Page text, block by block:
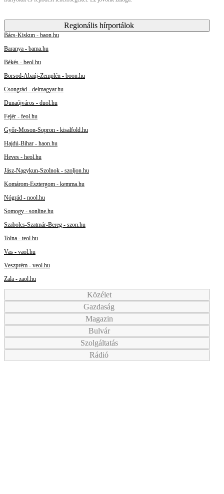
Regionális hírportálok
Bács-Kiskun - baon.hu
Baranya - bama.hu
Békés - beol.hu
Borsod-Abaúj-Zemplén - boon.hu
Csongrád - delmagyar.hu
Dunaújváros - duol.hu
Fejér - feol.hu
Győr-Moson-Sopron - kisalfold.hu
Hajdú-Bihar - haon.hu
Heves - heol.hu
Jász-Nagykun-Szolnok - szoljon.hu
Komárom-Esztergom - kemma.hu
Nógrád - nool.hu
Somogy - sonline.hu
Szabolcs-Szatmár-Bereg - szon.hu
Tolna - teol.hu
Vas - vaol.hu
Veszprém - veol.hu
Zala - zaol.hu
Közélet
Gazdaság
Magazin
Bulvár
Szolgáltatás
Rádió